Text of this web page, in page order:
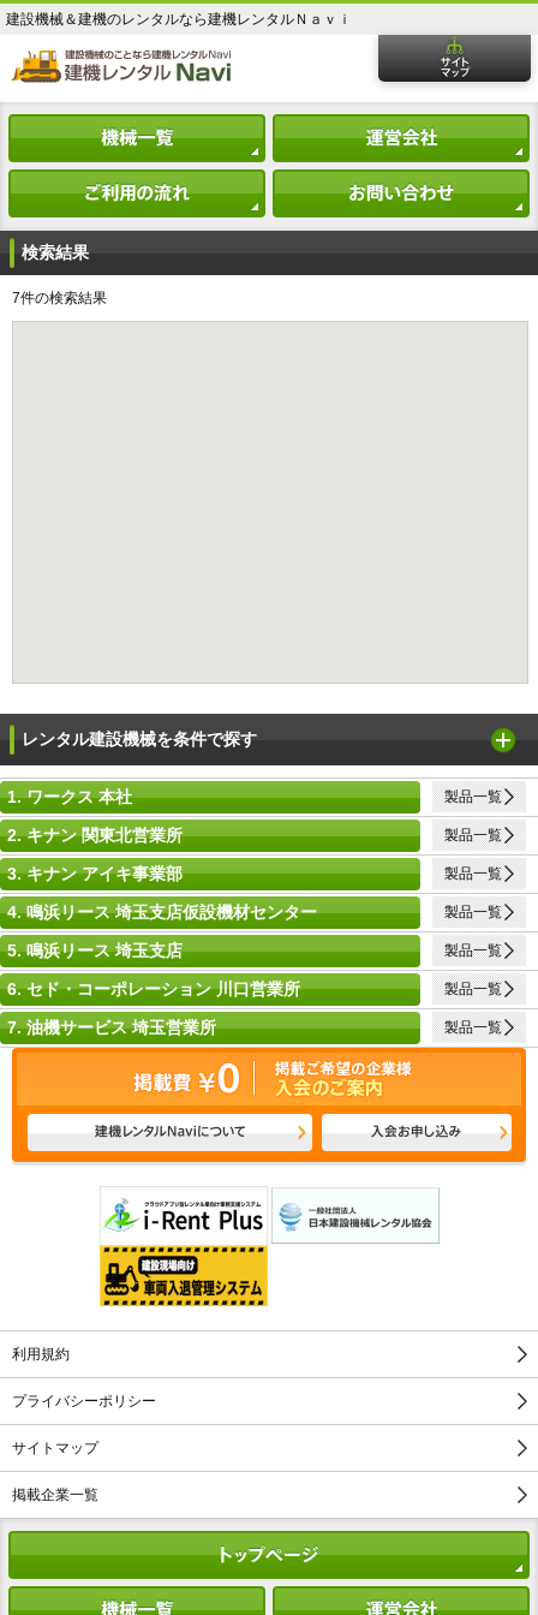
建設機械＆建機のレンタルなら建機レンタルＮａｖｉ
検索結果
7件の検索結果
レンタル建設機械を条件で探す
1. ワークス 本社 製品一覧
2. キナン 関東北営業所 製品一覧
3. キナン アイキ事業部 製品一覧
4. 鳴浜リース 埼玉支店仮設機材センター 製品一覧
5. 鳴浜リース 埼玉支店 製品一覧
6. セド・コーポレーション 川口営業所 製品一覧
7. 油機サービス 埼玉営業所 製品一覧
利用規約
プライバシーポリシー
サイトマップ
掲載企業一覧